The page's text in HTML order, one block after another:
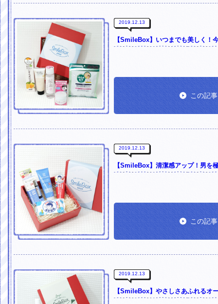
2019.12.13
【SmileBox】いつまでも美しく！
この記
2019.12.13
【SmileBox】清潔感アップ！男を
この記
2019.12.13
【SmileBox】やさしさあふれるオ